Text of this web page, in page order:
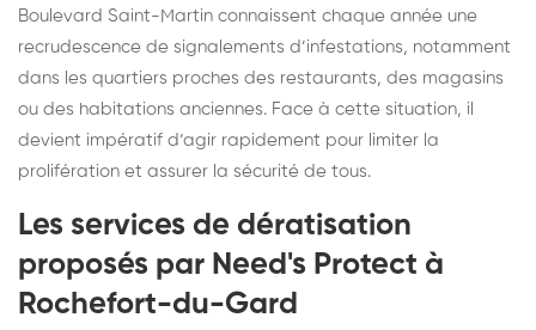
Boulevard Saint-Martin connaissent chaque année une
recrudescence de signalements d’infestations, notamment
dans les quartiers proches des restaurants, des magasins
ou des habitations anciennes. Face à cette situation, il
devient impératif d’agir rapidement pour limiter la
prolifération et assurer la sécurité de tous.
Les services de dératisation
proposés par Need's Protect à
Rochefort-du-Gard